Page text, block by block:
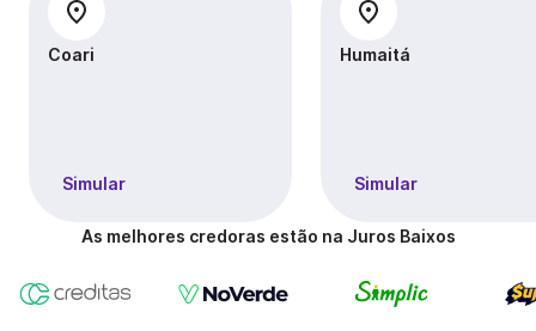
Coari
Simular
Humaitá
Simular
As melhores credoras estão na Juros Baixos